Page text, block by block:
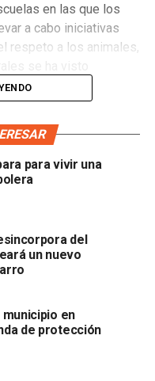
en las que los
a cabo iniciativas
respeto a los animales,
Ambudog, además
opera el programa
una jornada de
para los
participó en esta
Miranda Leura
la salud de los canes
para vivir una
del
un nuevo
en
de protección